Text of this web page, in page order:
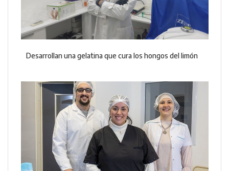
Desarrollan una gelatina que cura los hongos del limón